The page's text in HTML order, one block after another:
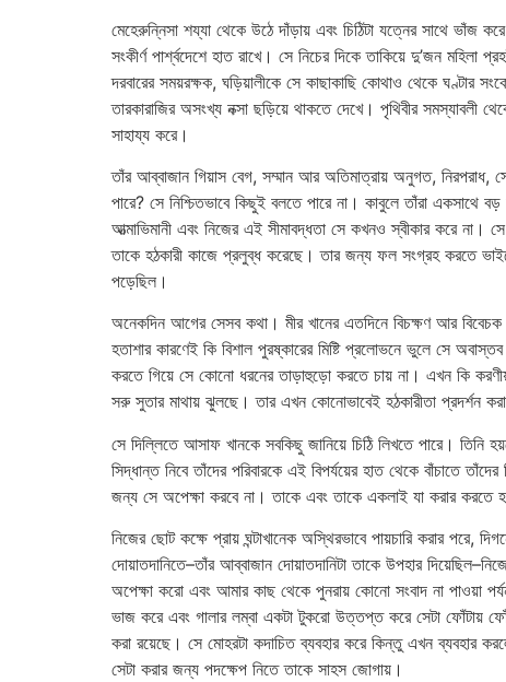
মেহেরুন্নিসা শয্যা থেকে উঠে দাঁড়ায় এবং চিঠিটা যত্নের সাথে ভাঁজ
সংকীর্ণ পার্শ্বদেশে হাত রাখে। সে নিচের দিকে তাকিয়ে দু’জন
দরবারের সময়রক্ষক, ঘড়িয়ালীকে সে কাছাকাছি কোথাও থেকে ঘণ্টার
তারকারাজির অসংখ্য নক্সা ছড়িয়ে থাকতে দেখে। পৃথিবীর সমস্যাবলী
সাহায্য করে।
তাঁর আব্বাজান গিয়াস বেগ, সম্মান আর অতিমাত্রায় অনুগত, নিরপরাধ,
পারে? সে নিশ্চিতভাবে কিছুই বলতে পারে না। কাবুলে তাঁরা একসাথে
আত্মাভিমানী এবং নিজের এই সীমাবদ্ধতা সে কখনও স্বীকার করে
তাকে হঠকারী কাজে প্রলুব্ধ করেছে। তার জন্য ফল সংগ্রহ করতে
পড়েছিল।
অনেকদিন আগের সেসব কথা। মীর খানের এতদিনে বিচক্ষণ আর
হতাশার কারণেই কি বিশাল পুরষ্কারের মিষ্টি প্রলোভনে ভুলে সে
করতে গিয়ে সে কোনো ধরনের তাড়াহুড়ো করতে চায় না। এখন কি
সরু সুতার মাথায় ঝুলছে। তার এখন কোনোভাবেই হঠকারীতা প্রদর্শন
সে দিল্লিতে আসাফ খানকে সবকিছু জানিয়ে চিঠি লিখতে পারে।
সিদ্ধান্ত নিবে তাঁদের পরিবারকে এই বিপর্যয়ের হাত থেকে বাঁচাতে
জন্য সে অপেক্ষা করবে না। তাকে এবং তাকে একলাই যা করার করতে
নিজের ছোট কক্ষে প্রায় ঘন্টাখানেক অস্থিরভাবে পায়চারি করার
দোয়াতদানিতে–তাঁর আব্বাজান দোয়াতদানিটা তাকে উপহার
অপেক্ষা করো এবং আমার কাছ থেকে পুনরায় কোনো সংবাদ না পাওয়া
ভাজ করে এবং গালার লম্বা একটা টুকরো উত্তপ্ত করে সেটা ফোঁটায়
করা রয়েছে। সে মোহরটা কদাচিত ব্যবহার করে কিন্তু এখন ব্যবহার
সেটা করার জন্য পদক্ষেপ নিতে তাকে সাহস জোগায়।